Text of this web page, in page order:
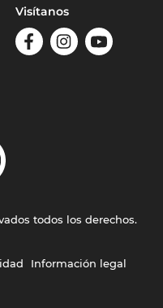
Visítanos
Información legal
todos los derechos.